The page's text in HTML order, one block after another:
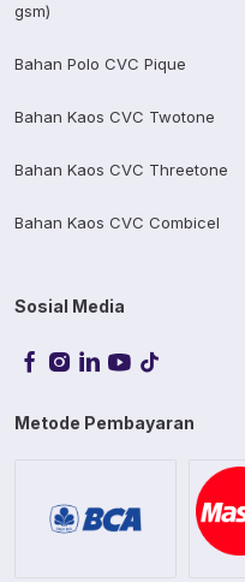
gsm)
Bahan Polo CVC Pique
Bahan Kaos CVC Twotone
Bahan Kaos CVC Threetone
Bahan Kaos CVC Combicel
Sosial Media
Metode Pembayaran